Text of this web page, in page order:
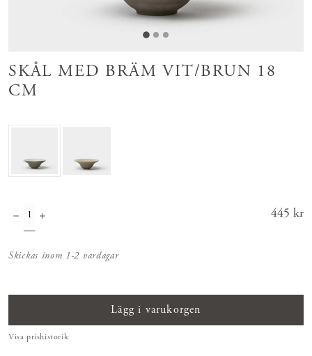
SKÅL MED BRÄM VIT/BRUN 18
CM
Pris :
445 kr
Skickas inom 1-2 vardagar
Lägg i varukorgen
Visa prishistorik